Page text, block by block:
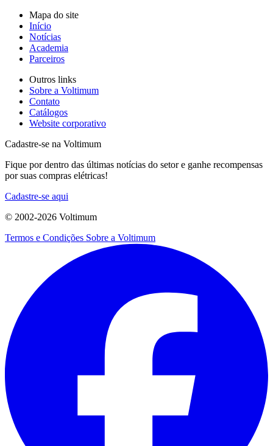
Mapa do site
Início
Notícias
Academia
Parceiros
Outros links
Sobre a Voltimum
Contato
Catálogos
Website corporativo
Cadastre-se na Voltimum
Fique por dentro das últimas notícias do setor e ganhe recompensas
por suas compras elétricas!
Cadastre-se aqui
© 2002-2026 Voltimum
Termos e Condições Sobre a Voltimum